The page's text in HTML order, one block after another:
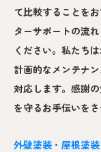
て比較することを
ターサポートの流
ください。私たち
計画的なメンテナ
対応します。感謝
を守るお手伝いをさ
外壁塗装・屋根塗